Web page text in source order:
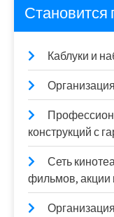
Каблуки и
конструкций с
Сеть
фильмов, акции